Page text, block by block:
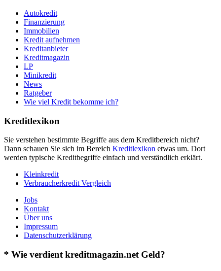
Autokredit
Finanzierung
Immobilien
Kredit aufnehmen
Kreditanbieter
Kreditmagazin
LP
Minikredit
News
Ratgeber
Wie viel Kredit bekomme ich?
Kreditlexikon
Sie verstehen bestimmte Begriffe aus dem Kreditbereich nicht?
Dann schauen Sie sich im Bereich Kreditlexikon etwas um. Dort
werden typische Kreditbegriffe einfach und verständlich erklärt.
Kleinkredit
Verbraucherkredit Vergleich
Jobs
Kontakt
Über uns
Impressum
Datenschutzerklärung
* Wie verdient kreditmagazin.net Geld?